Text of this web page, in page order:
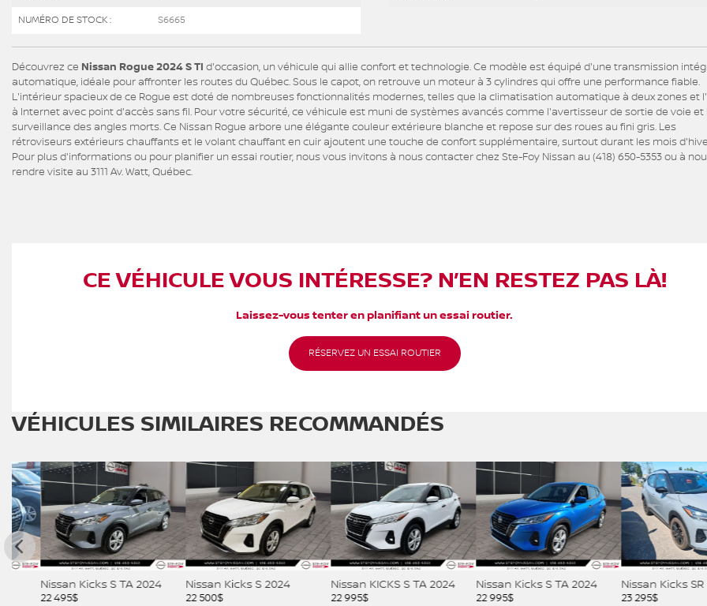
NUMÉRO DE STOCK : S6665
Découvrez ce Nissan Rogue 2024 S TI d'occasion, un véhicule qui allie confort et technologie. Ce modèle est équipé d'une transmission
automatique, idéale pour affronter les routes du Québec. Sous le capot, on retrouve un moteur à 3 cylindres qui offre une performance fiable.
L'intérieur spacieux de ce Rogue est doté de nombreuses fonctionnalités modernes, telles que la climatisation automatique à deux zones et
à Internet avec point d'accès sans fil. Pour votre sécurité, ce véhicule est muni de systèmes avancés comme l'avertisseur de sortie de voie et
surveillance des angles morts. Ce Nissan Rogue arbore une élégante couleur extérieure blanche et repose sur des roues au fini gris. Les
rétroviseurs extérieurs chauffants et le volant chauffant en cuir ajoutent une touche de confort supplémentaire, surtout durant les mois
Pour plus d'informations ou pour planifier un essai routier, nous vous invitons à nous contacter chez Ste-Foy Nissan au (418) 650-5353 ou à
rendre visite au 3111 Av. Watt, Québec.
CE VÉHICULE VOUS INTÉRESSE? N’EN RESTEZ PAS LÀ!
Laissez-vous tenter en planifiant un essai routier.
RÉSERVEZ UN ESSAI ROUTIER
VÉHICULES SIMILAIRES RECOMMANDÉS
Nissan Kicks S TA 2024
22 495$
Nissan Kicks S 2024
22 500$
Nissan KICKS S TA 2024
22 995$
Nissan Kicks S TA 2024
22 995$
Nissan Kicks SR 2023
23 295$